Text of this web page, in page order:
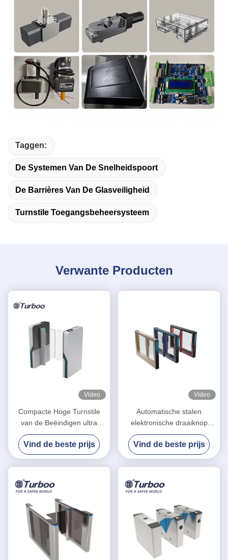
Taggen:
De Systemen Van De Snelheidspoort
De Barrières Van De Glasveiligheid
Turnstile Toegangsbeheersysteem
Verwante Producten
Video
Compacte Hoge Turnstile
van de Beëindigen ultra
Slanke Schommeling
Turnstile van de de
Snelheidspoort van het
Poortrfid Toegangsbeheer
Vind de beste prijs
Video
Automatische stalen
elektronische draaiknop
Beveiligde
gezichtsherkenning
Waterdicht Swing Barrier
Gate
Vind de beste prijs